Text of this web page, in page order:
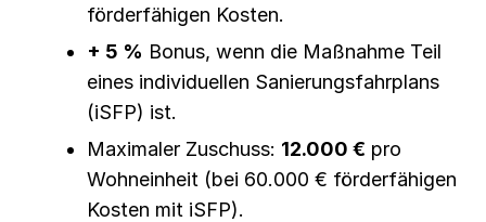
förderfähigen Kosten.
+ 5 % Bonus, wenn die Maßnahme Teil
eines individuellen Sanierungsfahrplans
(iSFP) ist.
Maximaler Zuschuss: 12.000 € pro
Wohneinheit (bei 60.000 € förderfähigen
Kosten mit iSFP).